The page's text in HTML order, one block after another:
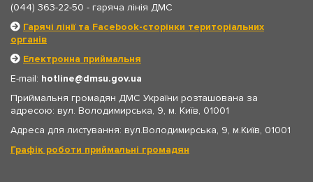
(044) 363-22-50 - гаряча лінія ДМС
Гарячі лінії та Facebook-сторінки територіальних
органів
Електронна приймальня
E-mail: hotline
dmsu.gov.ua
Приймальня громадян ДМС України розташована за
адресою: вул. Володимирська, 9, м. Київ, 01001
Адреса для листування: вул.Володимирська, 9, м.Київ, 01001
Графік роботи приймальні громадян